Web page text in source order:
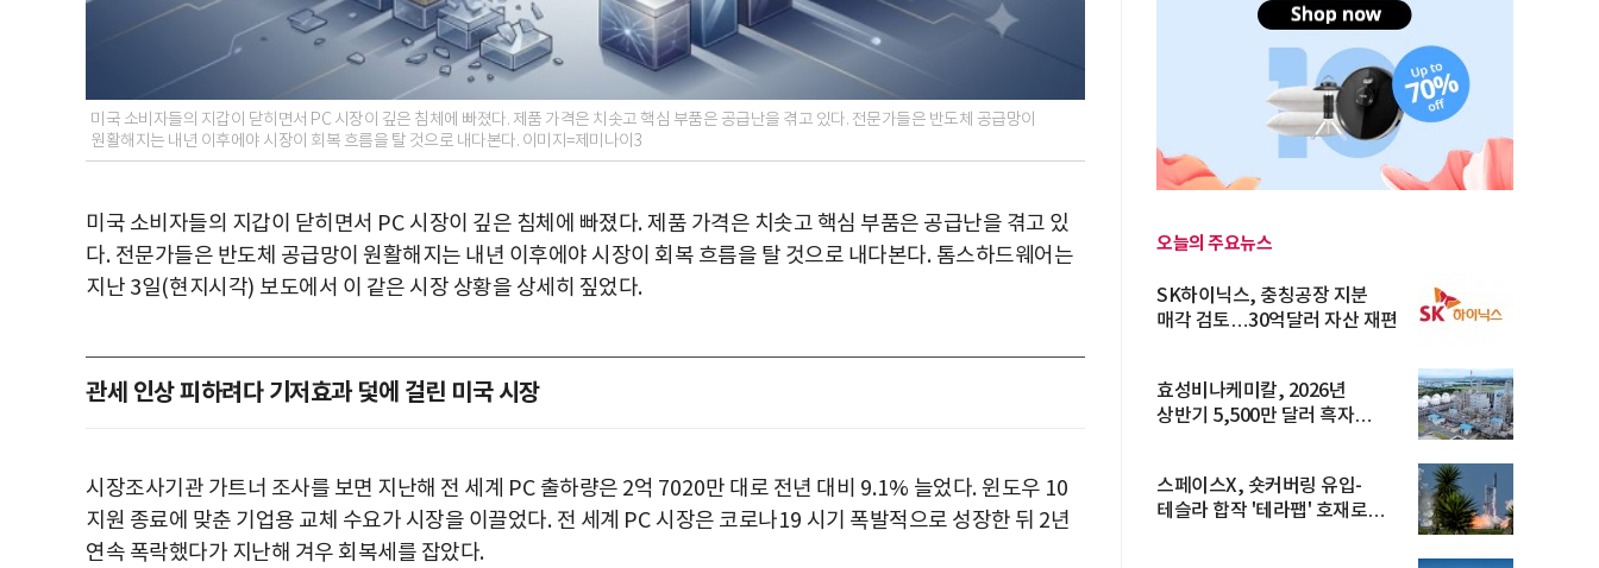
미국 소비자들의 지갑이 닫히면서 PC 시장이 깊은 침체에 빠졌다. 제품 가격은 치솟고 핵심 부품은 공급난을 겪고 있다. 전문가들은 반도체 공급망이
원활해지는 내년 이후에야 시장이 회복 흐름을 탈 것으로 내다본다. 이미지=제미나이3
미국 소비자들의 지갑이 닫히면서 PC시장이 깊은 침체에 빠졌다.제품 가격은 치솟고 핵심 부품은 공급난을 겪고 있
다. 전문가들은 반도체 공급망이 원활해지는 내년 이후에야 시장이 회복 흐름을 탈 것으로 내다본다. 톰스하드웨어는
지난 3일(현지시각) 보도에서 이 같은 시장 상황을 상세히 짚었다.
관세 인상 피하려다 기저효과 덫에 걸린 미국 시장
시장조사기관 가트너 조사를 보면 지난해 전 세계 PC 출하량은 2억 7020만 대로 전년 대비 9.1% 늘었다.윈도우 10
지원 종료에 맞춘 기업용 교체 수요가 시장을 이끌었다. 전 세계 PC시장은 코로나19 시기 폭발적으로 성장한 뒤 2년
연속 폭락했다가 지난해 겨우 회복세를 잡았다.
오늘의 주요뉴스
SK하이닉스, 충칭공장 지분
매각 검토…30억달러 자산 재편
효성비나케미칼, 2026년
상반기 5,500만 달러 흑자
스페이스X, 숏커버링 유입-
테슬라 합작 '테라팹' 호재로